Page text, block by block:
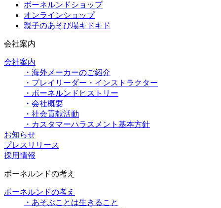
ボーネルンドショップ
オンラインショップ
親子のあそび場キドキド
会社案内
会社案内
・海外メーカーのご紹介
・プレイリーダー・インストラクター
・ボーネルンドヒストリー
・会社概要
・社会貢献活動
・カスタマーハラスメント基本方針
お知らせ
プレスリリース
採用情報
ボーネルンドの考え
ボーネルンドの考え
・あそぶことは生きること